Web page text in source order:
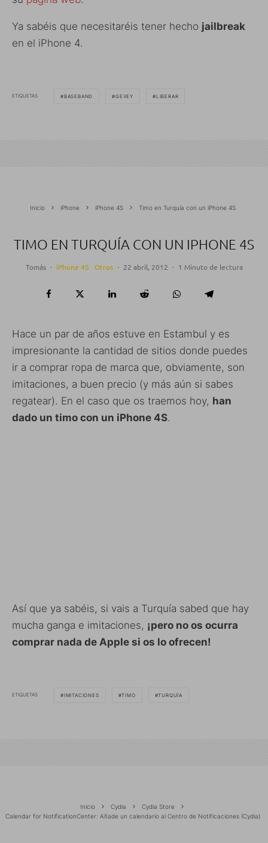
Ya sabéis que necesitaréis tener hecho jailbreak
en el iPhone 4.
ETIQUETAS BASEBAND GEVEY LIBERAR
Inicio iPhone iPhone 4S Timo en Turquía con un iPhone 4S
TIMO EN TURQUÍA CON UN IPHONE 4S
Tomás · iPhone 4S Otros · 22 abril, 2012 · 1 Minuto de lectura
Hace un par de años estuve en Estambul y es
impresionante la cantidad de sitios donde puedes
ir a comprar ropa de marca que, obviamente, son
imitaciones, a buen precio (y más aún si sabes
regatear). En el caso que os traemos hoy, han
dado un timo con un iPhone 4S.
Así que ya sabéis, si vais a Turquía sabed que hay
mucha ganga e imitaciones, ¡pero no os ocurra
comprar nada de Apple si os lo ofrecen!
ETIQUETAS IMITACIONES TIMO TURQUÍA
Inicio Cydia
Cydia Store
Calendar for NotificationCenter: Añade un calendario al Centro de Notificaciones (Cydia)